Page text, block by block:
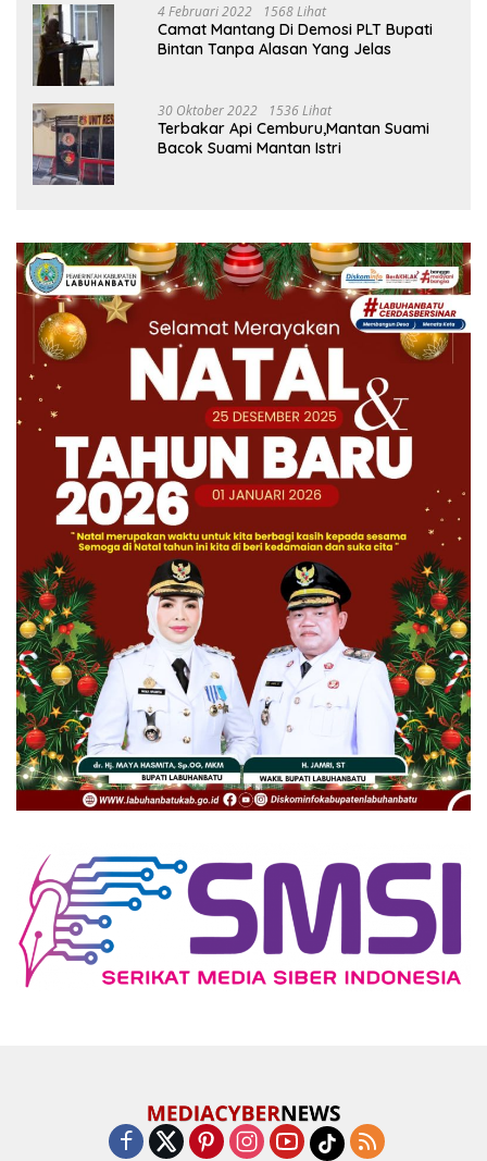
4 Februari 2022 1568 Lihat
Camat Mantang Di Demosi PLT Bupati
Bintan Tanpa Alasan Yang Jelas
30 Oktober 2022 1536 Lihat
Terbakar Api Cemburu,Mantan Suami
Bacok Suami Mantan Istri